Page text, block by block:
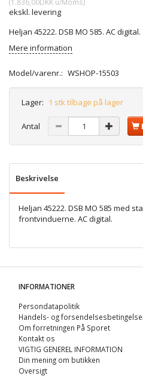
ekskl. levering
Heljan 45222. DSB MO 585. AC digital.
Mere information
Model/varenr.: WSHOP-15503
Lager: 1 stk tilbage på lager
Antal
Beskrivelse
Heljan 45222. DSB MO 585 med
frontvinduerne. AC digital.
INFORMATIONER
Persondatapolitik
Handels- og
Om forretningen På Sporet
Kontakt os
VIGTIG GENEREL INFORMATION
Din mening om butikken
Oversigt